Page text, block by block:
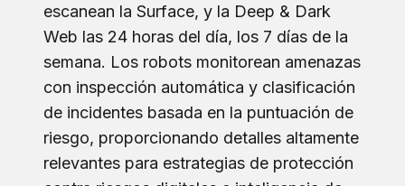
escanean la Surface, y la Deep & Dark
Web las 24 horas del día, los 7 días de la
semana. Los robots monitorean amenazas
con inspección automática y clasificación
de incidentes basada en la puntuación de
riesgo, proporcionando detalles altamente
relevantes para estrategias de protección